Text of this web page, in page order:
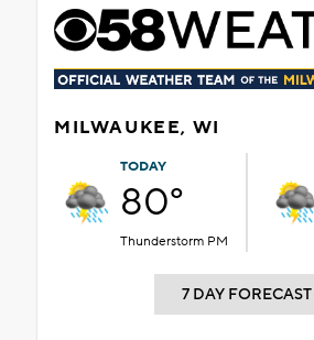
MILWAUKEE, WI
TODAY
80°
Thunderstorm PM
7 DAY FORECAST